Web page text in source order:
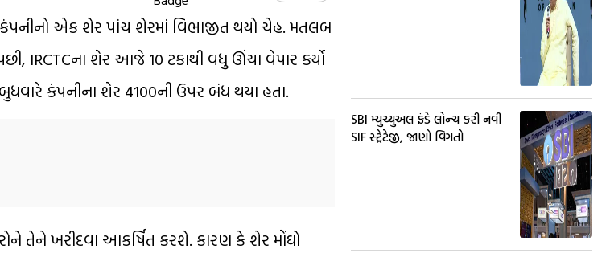
કંપનીનો એક શેર પાંચ શેરમાં વિભાજીત થયો ચેહ. મતલબ
IRCTCના શેર આજે 10 ટકાથી વધુ ઊંચા વેપાર કર્યો
કંપનીના શેર 4100ની ઉપર બંધ થયા હતા.
તેને ખરીદવા આકર્ષિત કરશે. કારણ કે શેર મોંઘો
SBI મ્યુચ્યુઅલ ફંડે લોન્ચ કરી નવી
SIF સ્ટ્રેટેજી, જાણો વિગતો